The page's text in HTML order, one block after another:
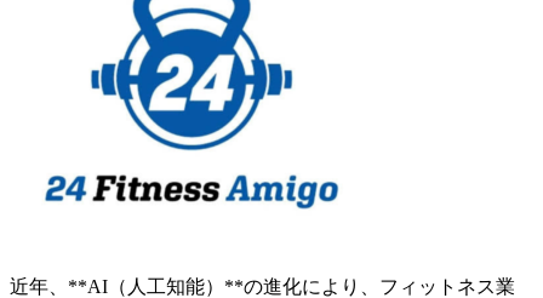
近年、**AI（人工知能）**の進化により、フィットネス業